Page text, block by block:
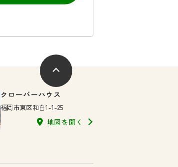
クローバーハウス
福岡市東区和白1-1-25
地図を開く